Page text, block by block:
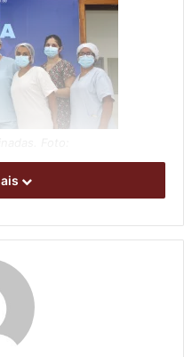
Paula. Servidora
melhores. “Estou feliz
pegar o coronavírus,
é de alegria. Esse
pavor, angústia. E